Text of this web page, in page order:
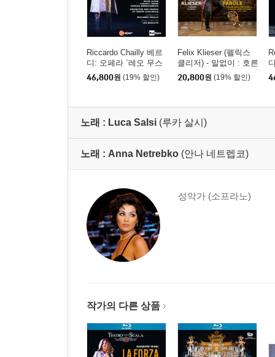
Riccardo Chailly 베르
디: 오페라 `레오 무스
카토` (Verdi: Opera `La
Forza Del Destino`)
46,800원 (19% 할인)
Felix Klieser (펠릭스
클리저) - 말없이 : 호른
으로 연주하는 이탈리
아 아리아 (Senza Parol
n by Puccini, Verdi, Ro
20,800원 (19% 할인)
노래 : Luca Salsi (루카 살시)
노래 : Anna Netrebko (안나 네트렙코)
성악가 (소프라노)
작가의 다른 상품